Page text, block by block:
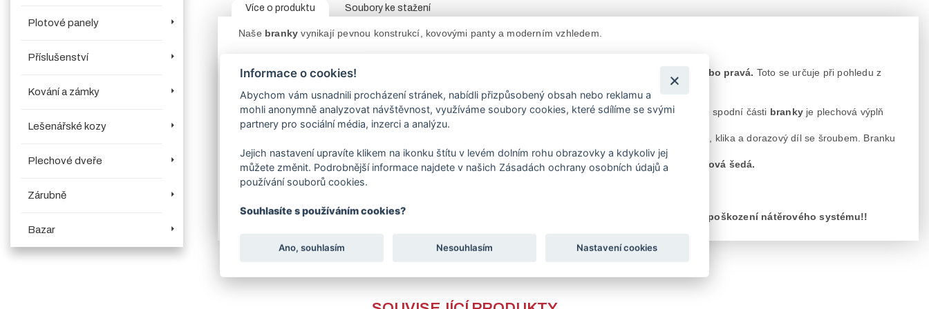
Plotové panely
Příslušenství
Kování a zámky
Lešenářské kozy
Plechové dveře
Zárubně
Bazar
Více o produktu Soubory ke stažení
Naše branky vynikají pevnou konstrukcí, kovovými panty a moderním vzhledem.
V objednávací tabulce e-shopu vyberte požadované parametry – výšku a otvírání branky levá, nebo pravá. Toto se určuje při pohledu z
Konstrukce branky je vyrobena z pozinkovaných trubek. Zavírání na kliku se zámkem pro vložku FAB. Ve spodní části branky je plechová výplň
(psaníčko). Výplet poplastovaným pletivem v antracitové barvě.
stavitelných pantů, zámek, klika a dorazový díl se šroubem. Branku
lze tedy otevírat k soběi od sebe.
Povrchová úpravaje prováděna práškovým lakováním – komaxitováním barvou vRAL 7016 – antracitová šedá.
Mezi souvisejícími produkty naleznete
Upozorňujeme zákazníky, aby zboží zabalené ve fólii a obalech nevystavovali dešti, může dojít k poškození nátěrového systému!!
Informace o cookies!
Abychom vám usnadnili procházení stránek, nabídli přizpůsobený obsah nebo reklamu a
mohli anonymně analyzovat návštěvnost, využíváme soubory cookies, které sdílíme se svými
partnery pro sociální média, inzerci a analýzu.
Jejich nastavení upravíte klikem na ikonku štítu v levém dolním rohu obrazovky a kdykoliv jej
můžete změnit. Podrobnější informace najdete v našich Zásadách ochrany osobních údajů a
používání souborů cookies.
Souhlasíte s používáním cookies?
Ano, souhlasím Nesouhlasím Nastavení cookies